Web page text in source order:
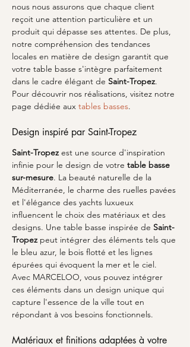
nous nous assurons que chaque client
reçoit une attention particulière et un
produit qui dépasse ses attentes. De plus,
notre compréhension des tendances
locales en matière de design garantit que
votre table basse s'intègre parfaitement
dans le cadre élégant de Saint-Tropez.
Pour découvrir nos réalisations, visitez notre
page dédiée aux tables basses.
Design inspiré par Saint-Tropez
Saint-Tropez est une source d'inspiration
infinie pour le design de votre table basse
sur-mesure. La beauté naturelle de la
Méditerranée, le charme des ruelles pavées
et l'élégance des yachts luxueux
influencent le choix des matériaux et des
designs. Une table basse inspirée de Saint-
Tropez peut intégrer des éléments tels que
le bleu azur, le bois flotté et les lignes
épurées qui évoquent la mer et le ciel.
Avec MARCELOO, vous pouvez intégrer
ces éléments dans un design unique qui
capture l'essence de la ville tout en
répondant à vos besoins fonctionnels.
Matériaux et finitions adaptées à votre